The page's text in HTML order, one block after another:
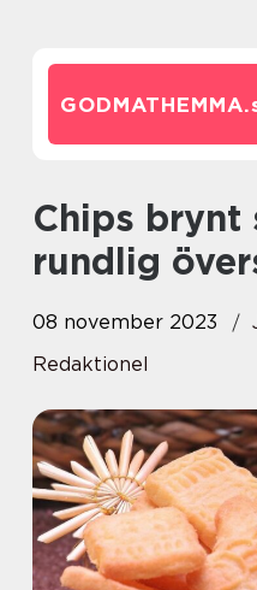
GODMATHEMMA.
Chips brynt smör: En
rundlig
08 november 2023
Redaktionel